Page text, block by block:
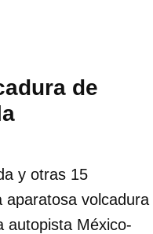
de
y otras 15
aparatosa volcadura
autopista México-